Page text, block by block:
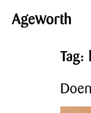
Tag: